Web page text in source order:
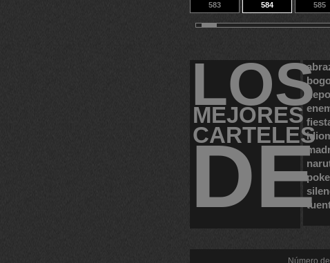
583 584 585
593 594 595
LOS
MEJORES
CARTELES
DE
Número